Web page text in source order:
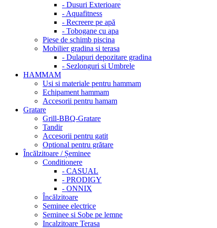
- Dusuri Exterioare
- Aquafitness
- Recreere pe apă
- Tobogane cu apa
Piese de schimb piscina
Mobilier gradina si terasa
- Dulapuri depozitare gradina
- Sezlonguri si Umbrele
HAMMAM
Usi si materiale pentru hammam
Echipament hammam
Accesorii pentru hamam
Gratare
Grill-BBQ-Gratare
Tandir
Accesorii pentru gatit
Optional pentru grătare
Încălzitoare / Șeminee
Conditionere
- CASUAL
- PRODIGY
- ONNIX
Încălzitoare
Seminee electrice
Seminee si Sobe pe lemne
Incalzitoare Terasa